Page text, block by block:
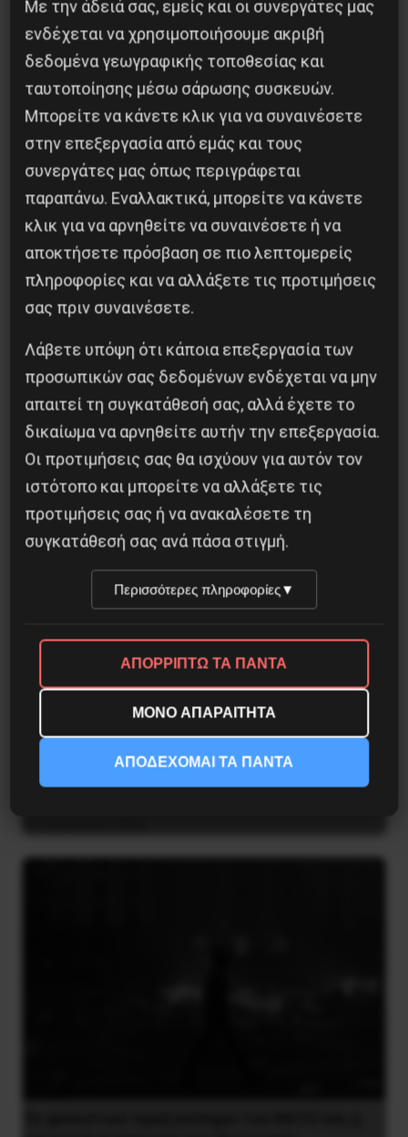
Το ΑΙ βαθαίνει την Κρίση
Besa, το νέο πολιτικό μανιφέστο του Ράμα
5 Αυγούστου 2026
Οδύσσεια του Νόλαν: Μύθος, μνήμη και
ταξική εξουσία
Με την άδειά σας, εμείς και οι συνεργάτες μας
ενδέχεται να χρησιμοποιήσουμε ακριβή
δεδομένα γεωγραφικής τοποθεσίας και
ταυτοποίησης μέσω σάρωσης συσκευών.
Μπορείτε να κάνετε κλικ για να συναινέσετε
στην επεξεργασία από εμάς και τους
συνεργάτες μας όπως περιγράφεται
παραπάνω. Εναλλακτικά, μπορείτε να κάνετε
κλικ για να αρνηθείτε να συναινέσετε ή να
αποκτήσετε πρόσβαση σε πιο λεπτομερείς
πληροφορίες και να αλλάξετε τις προτιμήσεις
σας πριν συναινέσετε.
Λάβετε υπόψη ότι κάποια επεξεργασία των
προσωπικών σας δεδομένων ενδέχεται να μην
απαιτεί τη συγκατάθεσή σας, αλλά έχετε το
δικαίωμα να αρνηθείτε αυτήν την επεξεργασία.
Οι προτιμήσεις σας θα ισχύουν για αυτόν τον
ιστότοπο και μπορείτε να αλλάξετε τις
προτιμήσεις σας ή να ανακαλέσετε τη
συγκατάθεσή σας ανά πάσα στιγμή.
Περισσότερες πληροφορίες▼
ΑΠΟΡΡΙΠΤΩ ΤΑ ΠΑΝΤΑ
ΜΟΝΟ ΑΠΑΡΑΙΤΗΤΑ
ΑΠΟΔΕΧΟΜΑΙ ΤΑ ΠΑΝΤΑ